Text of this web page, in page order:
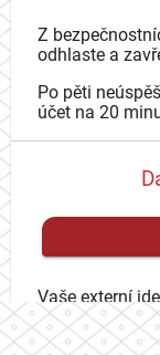
Z
odhlaste a
Po pěti
účet na 20
Vaše externí
se mohli